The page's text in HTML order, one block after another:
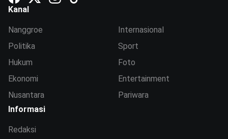
Kanal
Nanggroe
Politika
Hukum
Ekonomi
Nusantara
Internasional
Sport
Foto
Entertainment
Pariwara
Informasi
Redaksi